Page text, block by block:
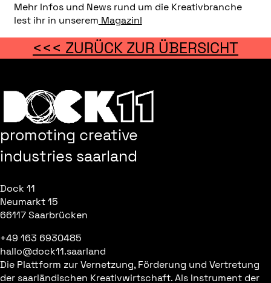
Mehr Infos und News rund um die Kreativbranche
lest ihr in unserem Magazin!
<<< ZURÜCK ZUR ÜBERSICHT
promoting creative
industries saarland
Dock 11
Neumarkt 15
66117 Saarbrücken
+49 163 6930485
hallo@dock11.saarland
Die Plattform zur Vernetzung, Förderung und Vertretung
der saarländischen Kreativwirtschaft. Als Instrument der